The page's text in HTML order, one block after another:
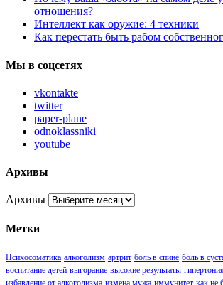
отношения?
Интеллект как оружие: 4 техники
Как перестать быть рабом
Мы в соцсетях
vkontakte
twitter
paper-plane
odnoklassniki
youtube
Архивы
Архивы
Метки
Психосоматика алкоголизм артрит боль в спине боль в
воспитание детей выгорание высокие результаты
избавление от алкоголизма измена мужа иммунитет как не